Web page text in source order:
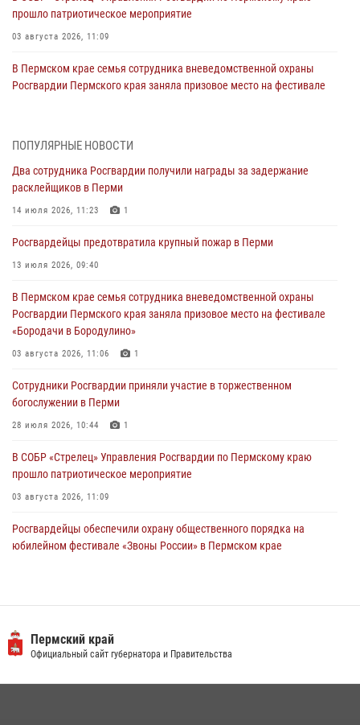
прошло патриотическое мероприятие
03 августа 2026, 11:09
В Пермском крае семья сотрудника вневедомственной охраны
Росгвардии Пермского края заняла призовое место на фестивале
юных спортсменов
03 августа 2026, 10:59
30 июля 2026, 05:19
богослужении в Перми
28 июля 2026, 10:44
Росгвардейцы оказали силовую поддержку при задержании
28 июля 2026, 06:15
ПОПУЛЯРНЫЕ НОВОСТИ
Два сотрудника Росгвардии получили награды за задержание
расклейщиков в Перми
14 июля 2026, 11:23 1
Росгвардейцы предотвратила крупный пожар в Перми
13 июля 2026, 09:40
В Пермском крае семья сотрудника вневедомственной охраны
Росгвардии Пермского края заняла призовое место на фестивале
«Бородачи в Бородулино»
03 августа 2026, 11:06 1
Сотрудники Росгвардии приняли участие в торжественном
богослужении в Перми
28 июля 2026, 10:44 1
В СОБР «Стрелец» Управления Росгвардии по Пермскому краю
прошло патриотическое мероприятие
03 августа 2026, 11:09
Росгвардейцы обеспечили охрану общественного порядка на
юбилейном фестивале «Звоны России» в Пермском крае
ветеринарно-санитарной службы с годовщиной образования
13 июля 2026, 10:43
Пермский край
Официальный сайт губернатора и Правительства